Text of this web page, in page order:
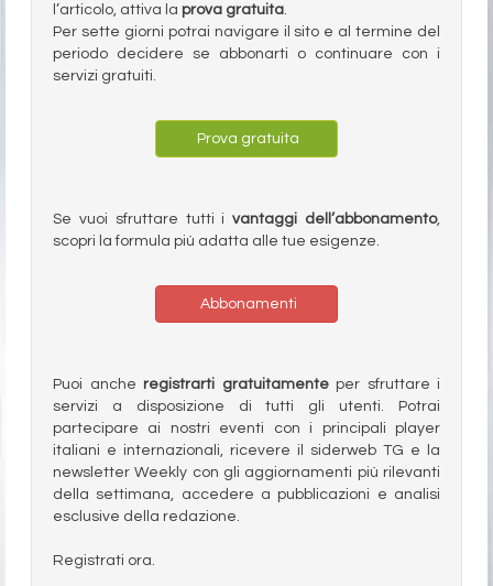
l’articolo, attiva la prova gratuita.
Per sette giorni potrai navigare il sito e al termine del
periodo decidere se abbonarti o continuare con i
servizi gratuiti.
Prova gratuita
Se vuoi sfruttare tutti ivantaggi dell’abbonamento,
scopri la formula più adatta alle tue esigenze.
Abbonamenti
Puoi anche registrarti gratuitamenteper sfruttare i
servizi a disposizione di tutti gli utenti. Potrai
partecipare ai nostri eventi con i principali player
italiani e internazionali, ricevere il siderweb TG e la
newsletter Weekly con gli aggiornamenti più rilevanti
della settimana, accedere a pubblicazioni e analisi
esclusive della redazione.
Registrati ora.